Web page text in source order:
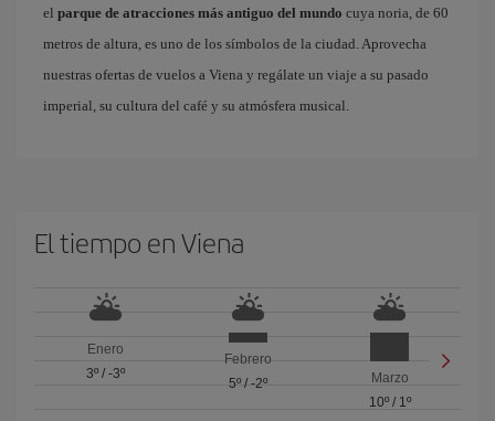
el parque de atracciones más antiguo del mundo cuya noria, de 60
metros de altura, es uno de los símbolos de la ciudad. Aprovecha
nuestras ofertas de vuelos a Viena y regálate un viaje a su pasado
imperial, su cultura del café y su atmósfera musical.
El tiempo en Viena
Enero
3º/ -3º
Febrero
5º/ -2º
Marzo
10º/ 1º